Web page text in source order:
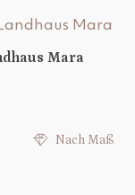
Mara
Nach Maß